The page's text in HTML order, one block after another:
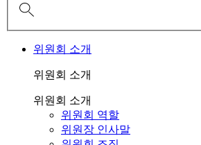
위원회 소개
위원회 소개
위원회 소개
위원회 역할
위원장 인사말